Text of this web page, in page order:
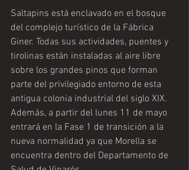
Saltapins está enclavado en el bosque
del complejo turístico de la Fábrica
Giner. Todas sus actividades, puentes y
tirolinas están instaladas al aire libre
sobre los grandes pinos que forman
parte del privilegiado entorno de esta
antigua colonia industrial del siglo XIX.
Además, a partir del lunes 11 de mayo
entrará en la Fase 1 de transición a la
nueva normalidad ya que Morella se
encuentra dentro del Departamento de